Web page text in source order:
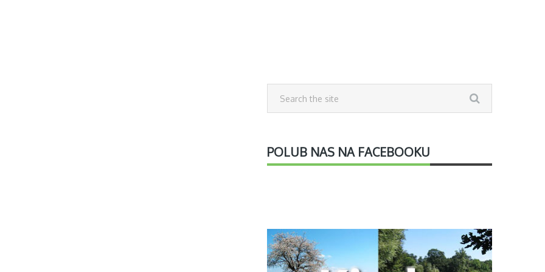
POLUB NAS NA FACEBOOKU